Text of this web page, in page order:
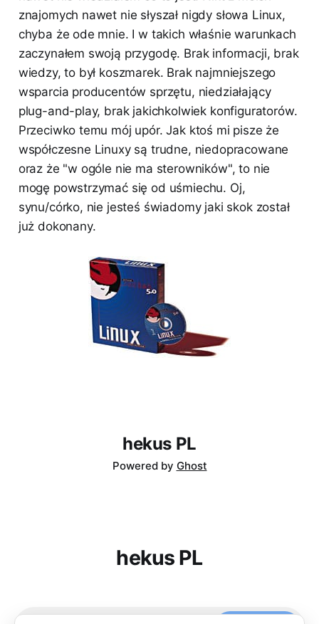
znajomych nawet nie słyszał nigdy słowa Linux,
chyba że ode mnie. I w takich właśnie warunkach
zaczynałem swoją przygodę. Brak informacji, brak
wiedzy, to był koszmarek. Brak najmniejszego
wsparcia producentów sprzętu, niedziałający
plug-and-play, brak jakichkolwiek konfiguratorów.
Przeciwko temu mój upór. Jak ktoś mi pisze że
współczesne Linuxy są trudne, niedopracowane
oraz że "w ogóle nie ma sterowników", to nie
mogę powstrzymać się od uśmiechu. Oj,
synu/córko, nie jesteś świadomy jaki skok został
już dokonany.
hekus PL
Powered by Ghost
hekus PL